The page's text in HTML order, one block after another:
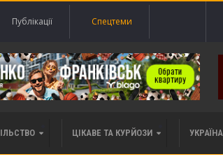
Публікації Спецтеми
ЦІКАВЕ ТА КУРЙОЗИ